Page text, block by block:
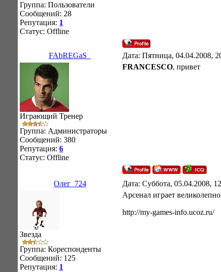
Группа: Пользователи
Сообщений: 28
Репутация: 1
Статус: Offline
FAbREGaS_ Дата: Пятница, 04.04.2008,
Играющий Тренер
Группа: Администраторы
Сообщений: 380
Репутация: 6
Статус: Offline
FRANCESCO, привет
Олег_724 Дата: Суббота, 05.04.2008,
Звезда
Группа: Кореспонденты
Сообщений: 125
Репутация: 1
Арсенал играет
http://my-games-info.ucoz.ru/